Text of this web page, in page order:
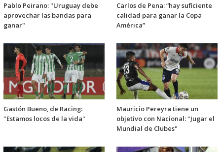
Pablo Peirano: "Uruguay debe
aprovechar las bandas para
ganar"
Carlos de Pena: “hay suficiente
calidad para ganar la Copa
América”
Gastón Bueno, de Racing:
"Estamos locos de la vida"
Mauricio Pereyra tiene un
objetivo con Nacional: "Jugar el
Mundial de Clubes"